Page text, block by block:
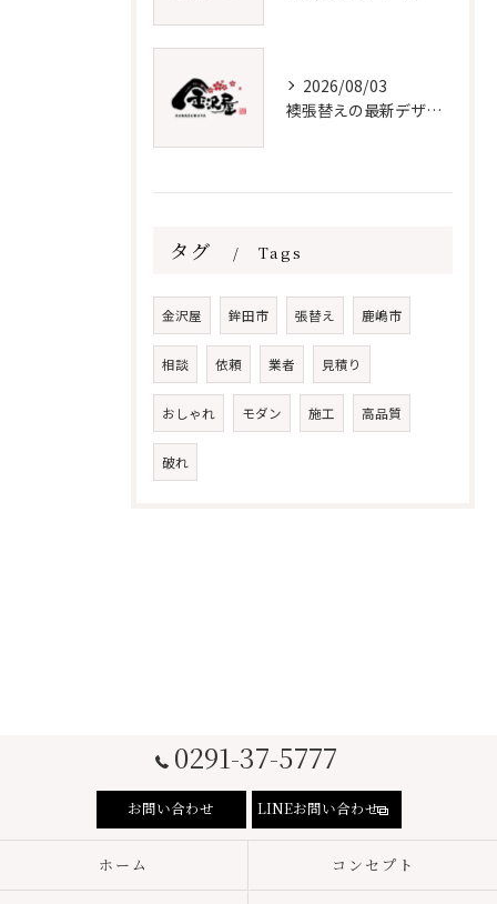
2026/08/03
襖張替えの最新デザインとメンテナンス術
タグ Tags
金沢屋 鉾田市 張替え 鹿嶋市
相談 依頼 業者 見積り
おしゃれ モダン 施工 高品質
破れ
0291-37-5777
お問い合わせ LINEお問い合わせ
ホーム コンセプト